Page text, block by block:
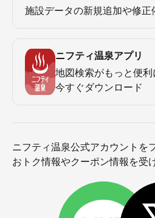
施設データの新規追加や修正
ニフティ温泉アプリ
地図検索がもっと便利
今すぐダウンロード
ニフティ温泉公式アカウントを
おトク情報やクーポン情報を受